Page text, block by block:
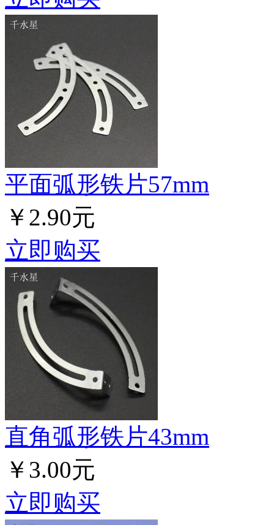
平面弧形铁片57mm
￥2.90元
立即购买
直角弧形铁片43mm
￥3.00元
立即购买